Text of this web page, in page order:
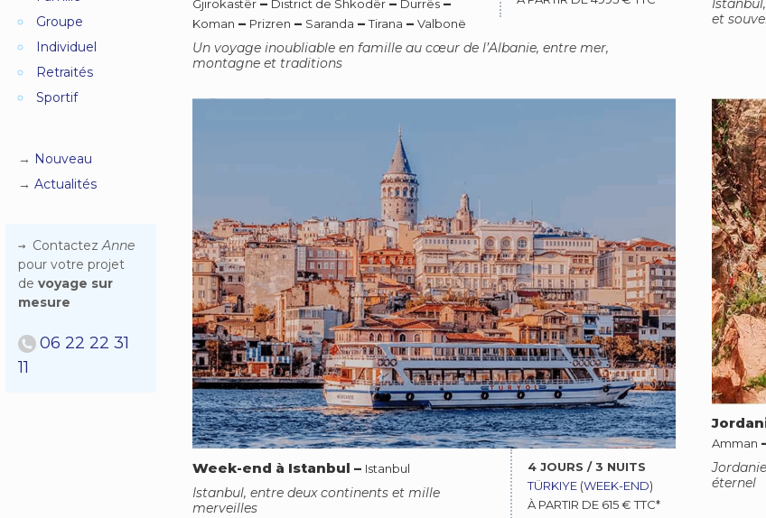
Gjirokastër
District de Shkodër Durrës
Koman – Prizren – Saranda –Tirana – Valbonë
Un voyage inoubliable en famille au cœur de l’Albanie, entre mer,
montagne et traditions
et
4 JOURS / 3 NUITS
TÜRKIYE(WEEK-END)
À PARTIR DE 615 € TTC*
Week-end à Istanbul – Istanbul
Istanbul, entre deux continents et mille
merveilles
Amman
éternel
Groupe
Individuel
Retraités
Sportif
Nouveau
Actualités
ContactezAnne
pour votre projet
de voyage sur
mesure
06 22 22 31
11